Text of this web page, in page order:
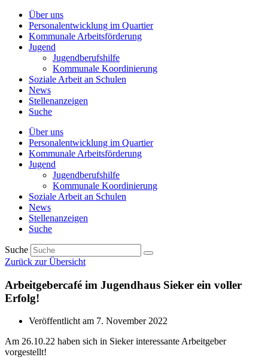
Über uns
Personalentwicklung im Quartier
Kommunale Arbeitsförderung
Jugend
Jugendberufshilfe
Kommunale Koordinierung
Soziale Arbeit an Schulen
News
Stellenanzeigen
Suche
Über uns
Personalentwicklung im Quartier
Kommunale Arbeitsförderung
Jugend
Jugendberufshilfe
Kommunale Koordinierung
Soziale Arbeit an Schulen
News
Stellenanzeigen
Suche
Suche
Zurück zur Übersicht
Arbeitgebercafé im Jugendhaus Sieker ein voller
Erfolg!
Veröffentlicht am 7. November 2022
Am 26.10.22 haben sich in Sieker interessante Arbeitgeber
vorgestellt!